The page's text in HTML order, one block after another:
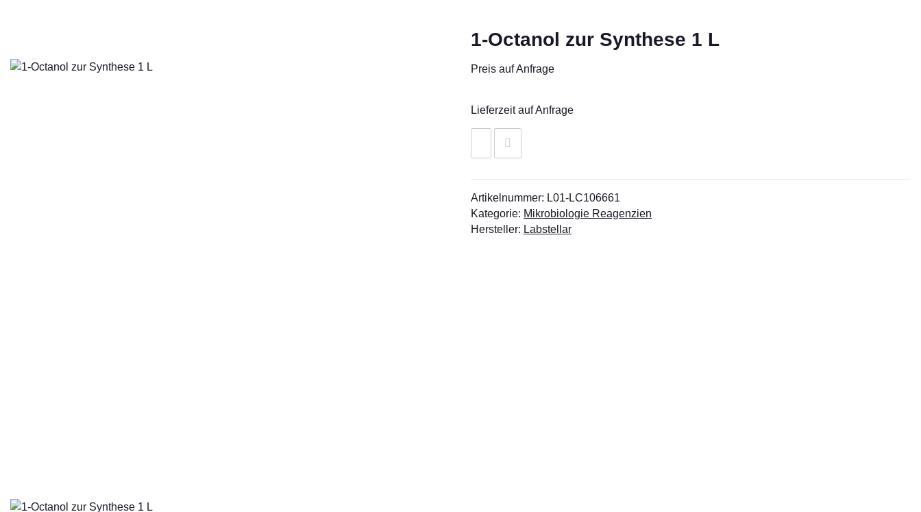
1-Octanol zur Synthese 1 L
Preis auf Anfrage
Lieferzeit auf Anfrage
Artikelnummer: L01-LC106661
Kategorie: Mikrobiologie Reagenzien
Hersteller: Labstellar